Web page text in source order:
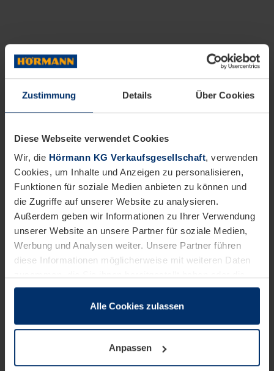
Zustimmung Details Über Cookies
Diese Webseite verwendet Cookies
Wir, die Hörmann KG Verkaufsgesellschaft, verwenden
Cookies, um Inhalte und Anzeigen zu personalisieren,
Funktionen für soziale Medien anbieten zu können und
die Zugriffe auf unserer Website zu analysieren.
Außerdem geben wir Informationen zu Ihrer Verwendung
unserer Website an unsere Partner für soziale Medien,
Werbung und Analysen weiter. Unsere Partner führen
diese Informationen möglicherweise mit weiteren Daten
sie im Rahmen Ihrer Nutzung der Dienste gesammelt
wenn diese für den Betrieb dieser Seite unbedingt
notwendig sind. Für alle anderen Cookie-Typen benötigen
wir Ihre Erlaubnis. Ihre Einwilligung können Sie jederzeit
Alle Cookies zulassen
Anpassen